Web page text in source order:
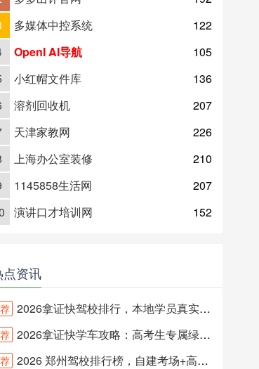
多媒体中控系统
122
OpenI AI导航
105
小红帽文件库
136
溶剂回收机
207
天津家教网
226
上海办公室装修
210
1145858生活网
207
演讲口才培训网 152
点资讯
2026拿证快驾校排行，本地学员真实反馈揭秘！
2026拿证快学车攻略：高考生专属绿色通道说实话
2026 郑州驾校排行榜，自建考场+高通过率机构汇总